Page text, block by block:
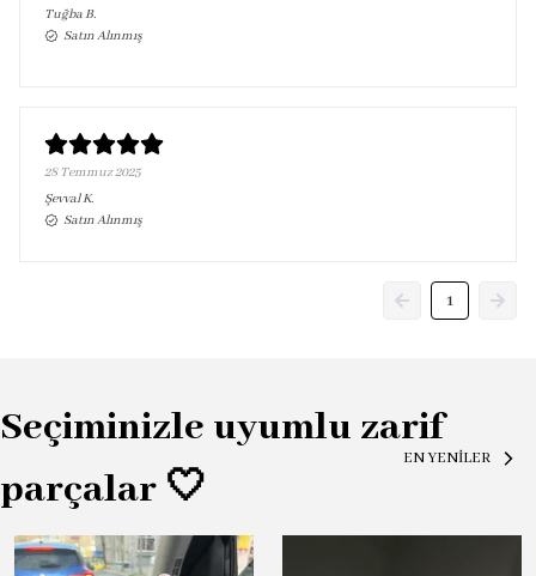
TuğbaB.
Satın Alınmış
28 Temmuz 2025
ŞevvalK.
Satın Alınmış
1
Seçiminizle uyumlu zarif
parçalar 🤍
EN YENİLER